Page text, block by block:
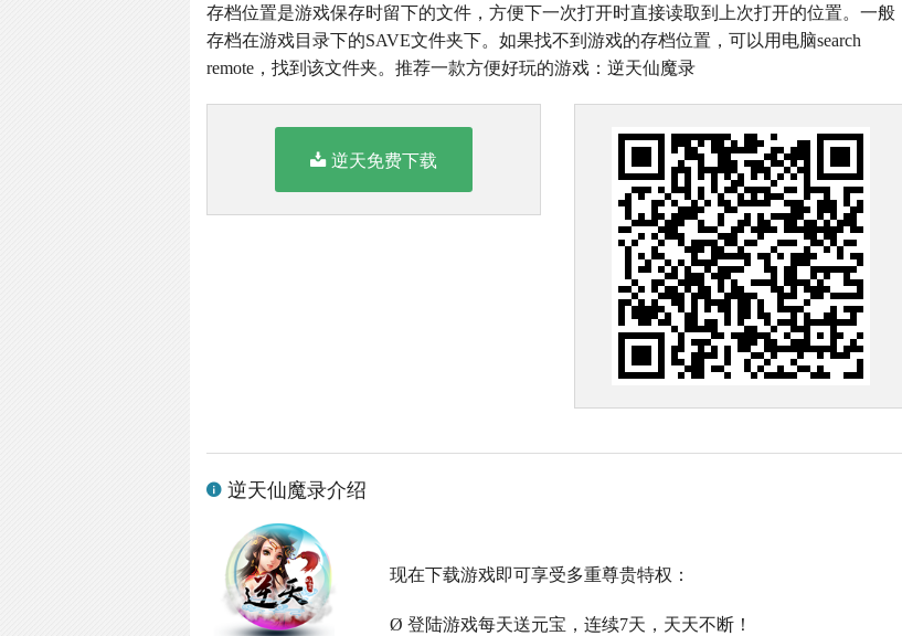
存档位置是游戏保存时留下的文件，方便下一次打开时直接读取到上次打开的位置。一般
存档在游戏目录下的SAVE文件夹下。如果找不到游戏的存档位置，可以用电脑search
remote，找到该文件夹。推荐一款方便好玩的游戏：逆天仙魔录
逆天免费下载
逆天仙魔录介绍
现在下载游戏即可享受多重尊贵特权：
Ø 登陆游戏每天送元宝，连续7天，天天不断！